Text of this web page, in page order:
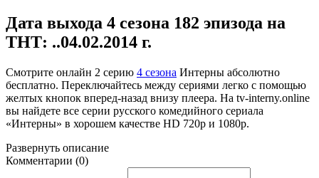
Дата выхода 4 сезона 182 эпизода на
ТНТ: ..04.02.2014 г.
Смотрите онлайн 2 серию 4 сезона Интерны абсолютно
бесплатно. Переключайтесь между сериями легко с помощью
желтых кнопок вперед-назад внизу плеера. На tv-interny.online
вы найдете все серии русского комедийного сериала
«Интерны» в хорошем качестве HD 720p и 1080p.
Развернуть описание
Комментарии (0)